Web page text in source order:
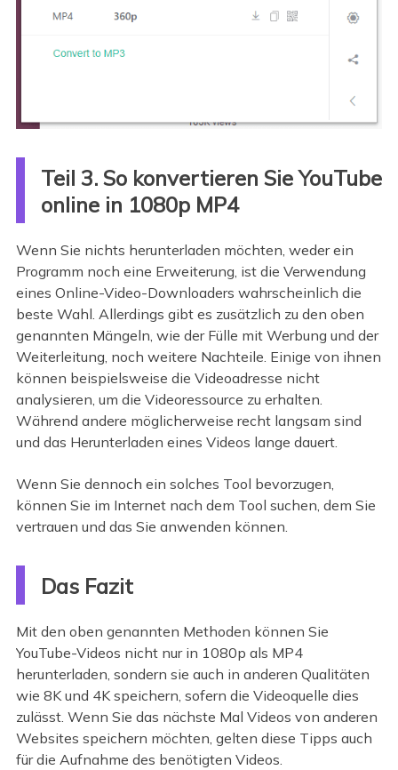
Teil 3. So konvertieren Sie YouTube
online in 1080p MP4
Wenn Sie nichts herunterladen möchten, weder ein
Programm noch eine Erweiterung, ist die Verwendung
eines Online-Video-Downloaders wahrscheinlich die
beste Wahl. Allerdings gibt es zusätzlich zu den oben
genannten Mängeln, wie der Fülle mit Werbung und der
Weiterleitung, noch weitere Nachteile. Einige von ihnen
können beispielsweise die Videoadresse nicht
analysieren, um die Videoressource zu erhalten.
Während andere möglicherweise recht langsam sind
und das Herunterladen eines Videos lange dauert.
Wenn Sie dennoch ein solches Tool bevorzugen,
können Sie im Internet nach dem Tool suchen, dem Sie
vertrauen und das Sie anwenden können.
Das Fazit
Mit den oben genannten Methoden können Sie
YouTube-Videos nicht nur in 1080p als MP4
herunterladen, sondern sie auch in anderen Qualitäten
wie 8K und 4K speichern, sofern die Videoquelle dies
zulässt. Wenn Sie das nächste Mal Videos von anderen
Websites speichern möchten, gelten diese Tipps auch
für die Aufnahme des benötigten Videos.